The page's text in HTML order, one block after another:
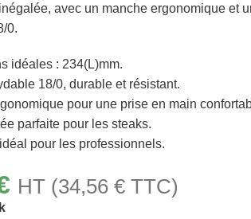
avec un manche ergonomique et
0.
idéales : 234(L)mm.
18/0, durable et résistant.
pour une prise en main
parfaite pour les steaks.
pour les professionnels.
HT (34,56€ TTC)